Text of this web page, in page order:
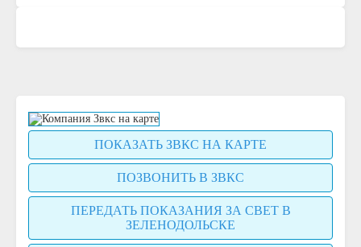
ПОКАЗАТЬ ЗВКС НА КАРТЕ
ПОЗВОНИТЬ В ЗВКС
ПЕРЕДАТЬ ПОКАЗАНИЯ ЗА СВЕТ В
ЗЕЛЕНОДОЛЬСКЕ